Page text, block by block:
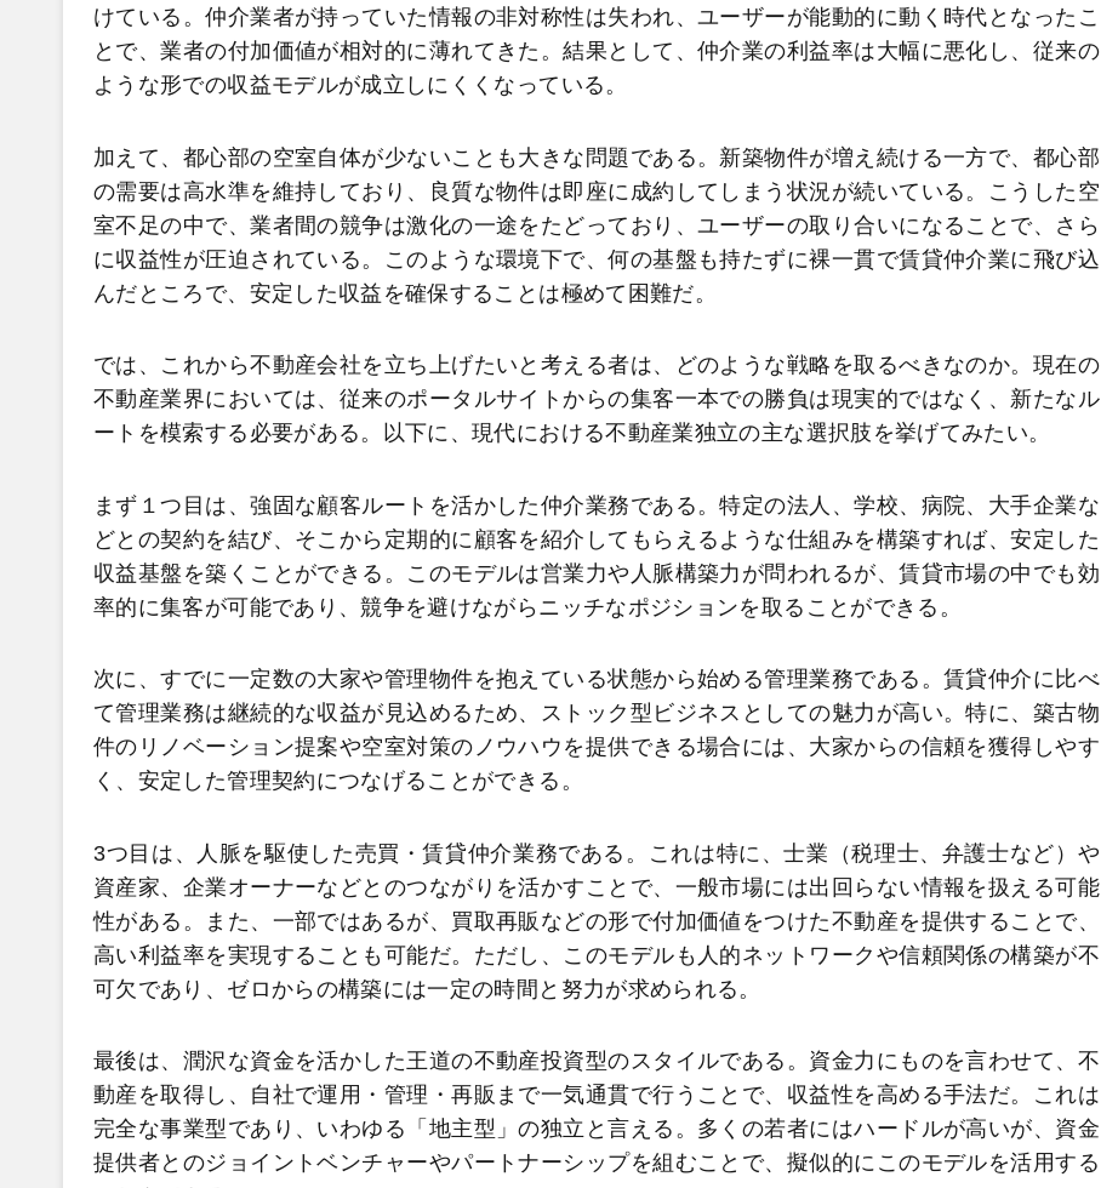
けている。仲介業者が持っていた情報の非対称性は失われ、ユーザーが能動的に動く時代となったこ
とで、業者の付加価値が相対的に薄れてきた。結果として、仲介業の利益率は大幅に悪化し、従来の
ような形での収益モデルが成立しにくくなっている。
加えて、都心部の空室自体が少ないことも大きな問題である。新築物件が増え続ける一方で、都心部
の需要は高水準を維持しており、良質な物件は即座に成約してしまう状況が続いている。こうした空
室不足の中で、業者間の競争は激化の一途をたどっており、ユーザーの取り合いになることで、さら
に収益性が圧迫されている。このような環境下で、何の基盤も持たずに裸一貫で賃貸仲介業に飛び込
んだところで、安定した収益を確保することは極めて困難だ。
では、これから不動産会社を立ち上げたいと考える者は、どのような戦略を取るべきなのか。現在の
不動産業界においては、従来のポータルサイトからの集客一本での勝負は現実的ではなく、新たなル
ートを模索する必要がある。以下に、現代における不動産業独立の主な選択肢を挙げてみたい。
まず１つ目は、強固な顧客ルートを活かした仲介業務である。特定の法人、学校、病院、大手企業な
どとの契約を結び、そこから定期的に顧客を紹介してもらえるような仕組みを構築すれば、安定した
収益基盤を築くことができる。このモデルは営業力や人脈構築力が問われるが、賃貸市場の中でも効
率的に集客が可能であり、競争を避けながらニッチなポジションを取ることができる。
次に、すでに一定数の大家や管理物件を抱えている状態から始める管理業務である。賃貸仲介に比べ
て管理業務は継続的な収益が見込めるため、ストック型ビジネスとしての魅力が高い。特に、築古物
件のリノベーション提案や空室対策のノウハウを提供できる場合には、大家からの信頼を獲得しやす
く、安定した管理契約につなげることができる。
3つ目は、人脈を駆使した売買・賃貸仲介業務である。これは特に、士業（税理士、弁護士など）や
資産家、企業オーナーなどとのつながりを活かすことで、一般市場には出回らない情報を扱える可能
性がある。また、一部ではあるが、買取再販などの形で付加価値をつけた不動産を提供することで、
高い利益率を実現することも可能だ。ただし、このモデルも人的ネットワークや信頼関係の構築が不
可欠であり、ゼロからの構築には一定の時間と努力が求められる。
最後は、潤沢な資金を活かした王道の不動産投資型のスタイルである。資金力にものを言わせて、不
動産を取得し、自社で運用・管理・再販まで一気通貫で行うことで、収益性を高める手法だ。これは
完全な事業型であり、いわゆる「地主型」の独立と言える。多くの若者にはハードルが高いが、資金
提供者とのジョイントベンチャーやパートナーシップを組むことで、擬似的にこのモデルを活用する